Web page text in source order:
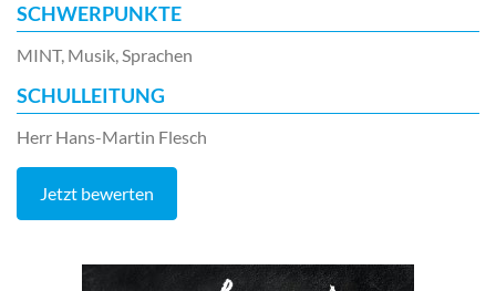
SCHWERPUNKTE
MINT, Musik, Sprachen
SCHULLEITUNG
Herr Hans-Martin Flesch
Jetzt bewerten